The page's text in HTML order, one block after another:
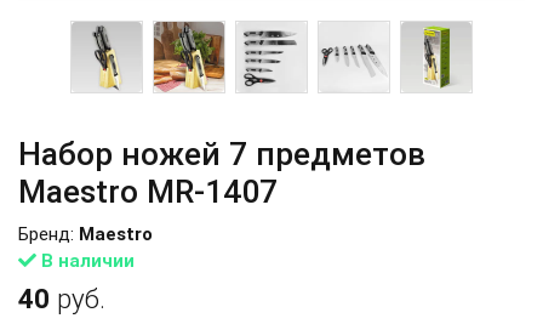
Набор ножей 7 предметов
Maestro MR-1407
В наличии
Бренд: Maestro
40 руб.